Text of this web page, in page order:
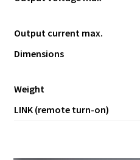
Output current max.
Dimensions
Weight
LINK (remote turn-on)